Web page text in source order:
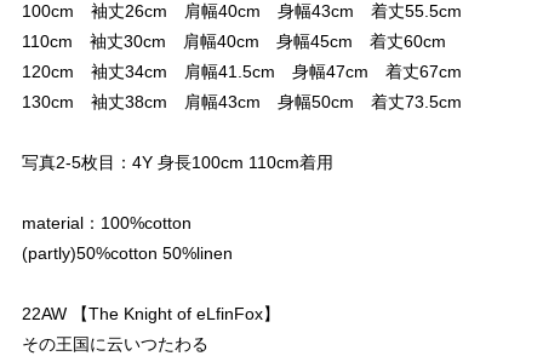
100cm 袖丈26cm 肩幅40cm 身幅43cm 着丈55.5cm
110cm 袖丈30cm 肩幅40cm 身幅45cm 着丈60cm
120cm 袖丈34cm 肩幅41.5cm 身幅47cm 着丈67cm
130cm 袖丈38cm 肩幅43cm 身幅50cm 着丈73.5cm
写真2-5枚目：4Y 身長100cm 110cm着用
material：100%cotton
(partly)50%cotton 50%linen
22AW 【The Knight of eLfinFox】
その王国に云いつたわる